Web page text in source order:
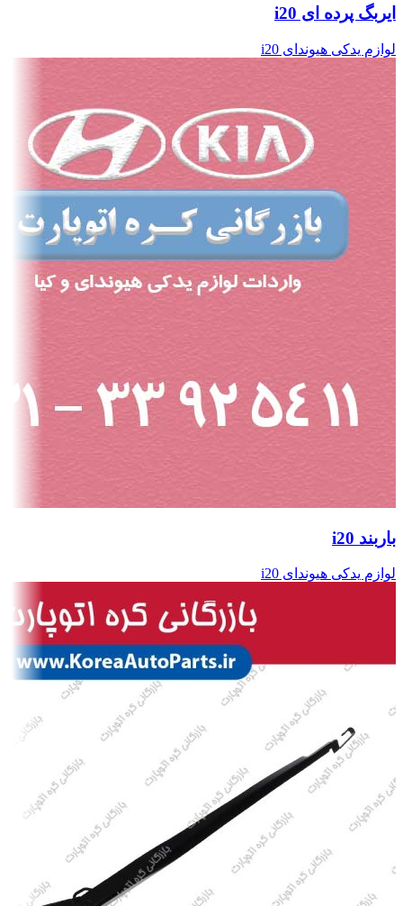
ایربگ پرده ای i20
لوازم یدکی هیوندای i20
باربند i20
لوازم یدکی هیوندای i20